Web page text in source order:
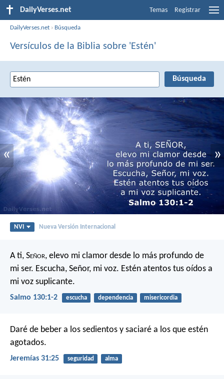
DailyVerses.net Temas Registrar
DailyVerses.net › Búsqueda
Versículos de la Biblia sobre 'Estén'
« »
NVI Nueva Versión Internacional
A ti, Señor, elevo mi clamor desde lo más profundo de
mi ser. Escucha, Señor, mi voz. Estén atentos tus oídos a
mi voz suplicante.
Salmo 130:1-2 escucha dependencia misericordia
Daré de beber a los sedientos y saciaré a los que estén
agotados.
Jeremías 31:25 seguridad alma